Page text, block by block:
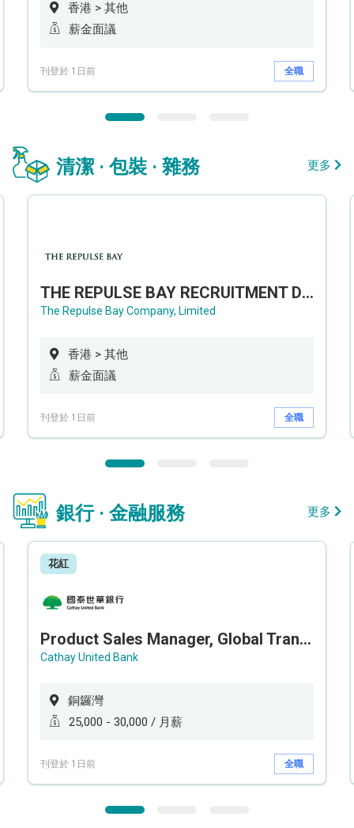
香港 > 其他
薪金面議
刊登於 1日前 全職
清潔 · 包裝 · 雜務 更多
THE REPULSE BAY RECRUITMENT DAY 淺水灣影灣園人才招聘會
The Repulse Bay Company, Limited
香港 > 其他
薪金面議
刊登於 1日前 全職
銀行 · 金融服務 更多
花紅
Product Sales Manager, Global Transaction Service (GTS)
Cathay United Bank
銅鑼灣
25,000 - 30,000 / 月薪
刊登於 1日前 全職